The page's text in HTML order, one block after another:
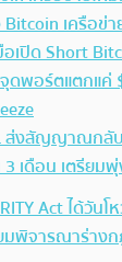
เครือข่
อเปิด Short
ดพอร์ตแตกแค่
ส่งสัญญาณกลับ
เดือน เตรียม
Act ได้วัน
มพิจารณาร่าง